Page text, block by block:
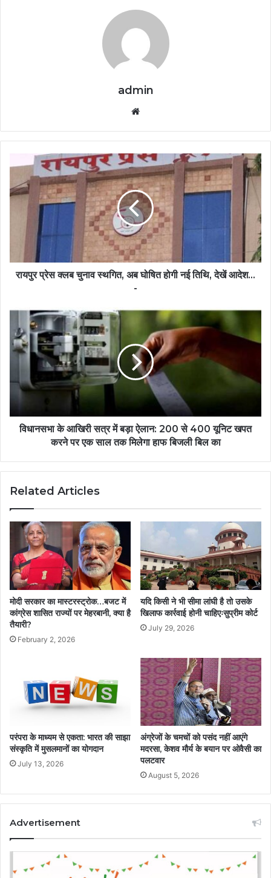
admin
रायपुर प्रेस क्लब चुनाव स्थगित, अब घोषित होगी नई तिथि, देखें आदेश…
-
विधानसभा के आखिरी सत्र में बड़ा ऐलान: 200 से 400 यूनिट खपत
करने पर एक साल तक मिलेगा हाफ बिजली बिल का
Related Articles
मोदी सरकार का मास्टरस्ट्रोक…बजट में
कांग्रेस शासित राज्यों पर मेहरबानी, क्या है
तैयारी?
February 2, 2026
यदि किसी ने भी सीमा लांघी है तो उसके
खिलाफ कार्रवाई होनी चाहिएःसुप्रीम कोर्ट
July 29, 2026
परंपरा के माध्यम से एकता: भारत की साझा
संस्कृति में मुसलमानों का योगदान
July 13, 2026
अंग्रेजों के चमचों को पसंद नहीं आएंगे
मदरसा, केशव मौर्य के बयान पर ओवैसी का
पलटवार
August 5, 2026
Advertisement